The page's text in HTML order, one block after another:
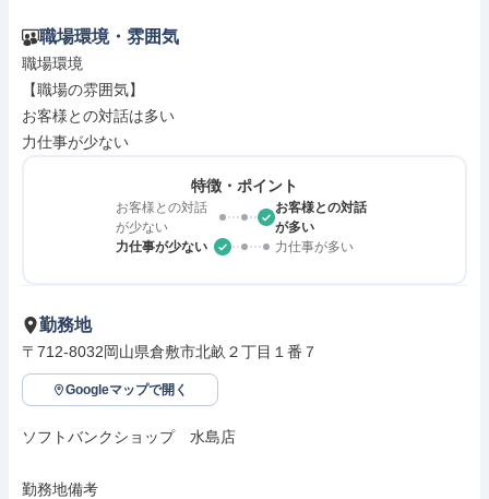
職場環境・雰囲気
職場環境
【職場の雰囲気】
お客様との対話は多い
力仕事が少ない
特徴・ポイント
お客様との対話
が少ない
お客様との対話
が多い
力仕事が少ない
力仕事が多い
勤務地
〒712-8032岡山県倉敷市北畝２丁目１番７
Googleマップで開く
ソフトバンクショップ　水島店
勤務地備考